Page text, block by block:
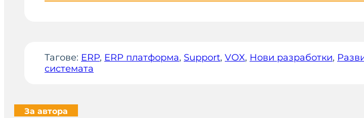
Тагове: ERP, ERP платформа, Support, VOX, Нови разработки,
системата
За автора